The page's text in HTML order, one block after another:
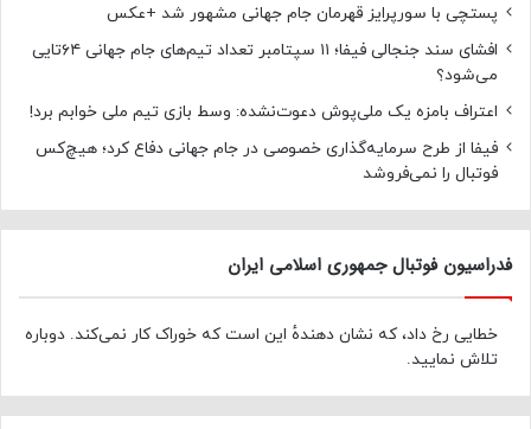
پستچی با سورپرایز قهرمان جام جهانی مشهور شد +عکس
افشای سند جنجالی فیفا؛ ۱۱ سپتامبر تعداد تیم‌های جام جهانی ۶۴تایی
می‌شود؟
اعتراف بامزه یک ملی‌پوش دعوت‌نشده: وسط بازی تیم ملی خوابم برد!
فیفا از طرح سرمایه‌گذاری خصوصی در جام جهانی دفاع کرد؛ هیچ‌کس
فوتبال را نمی‌فروشد
فدراسیون فوتبال جمهوری اسلامی ایران
خطایی رخ داد، که نشان دهندهٔ این است که خوراک کار نمی‌کند. دوباره
تلاش نمایید.